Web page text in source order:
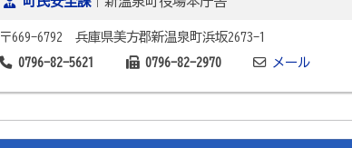
〒669-6792 兵庫県美方郡新温泉町浜坂2673-1
0796-82-5621
0796-82-2970 メール